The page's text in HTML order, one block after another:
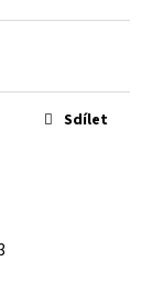
Sdílet